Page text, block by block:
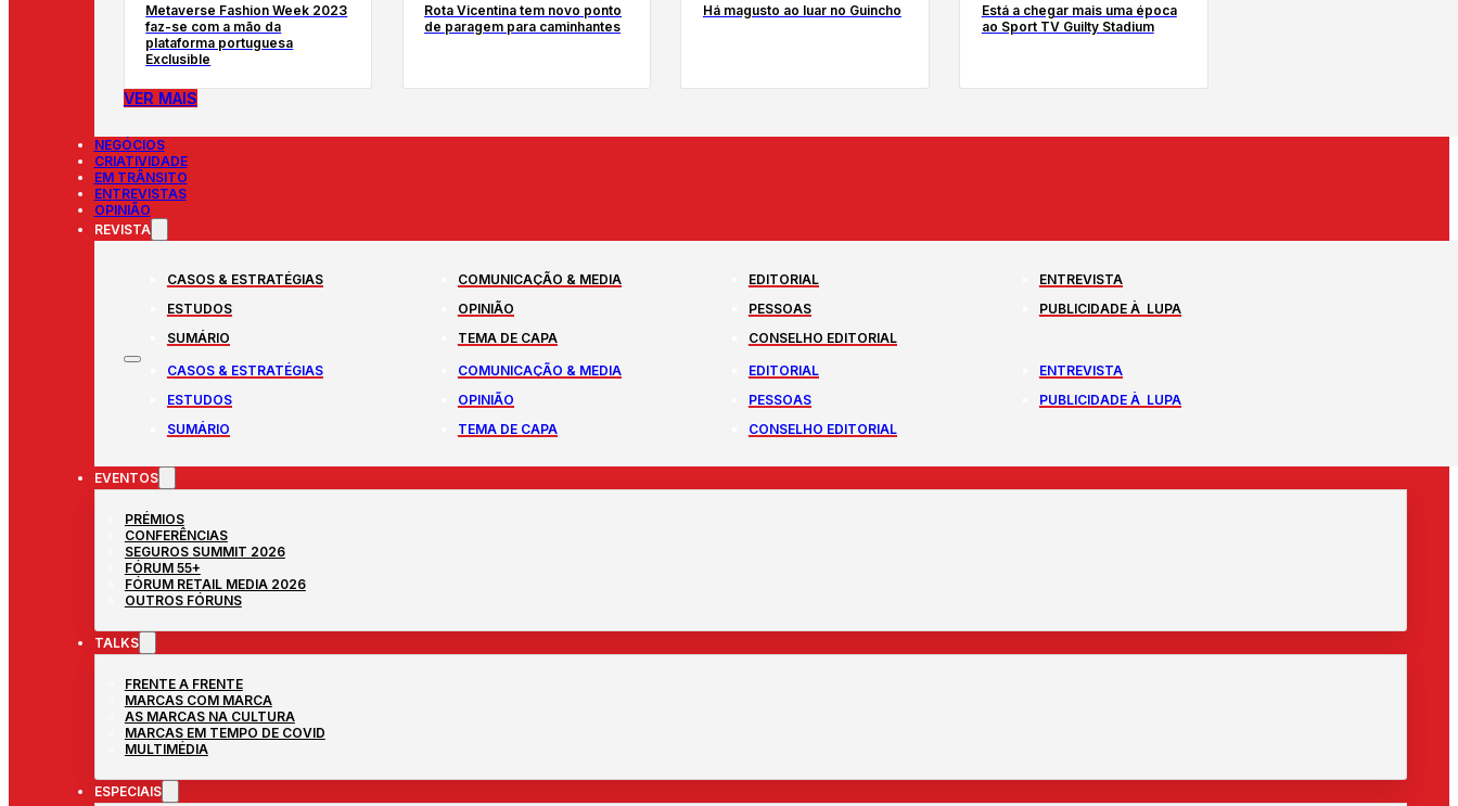
Metaverse Fashion Week 2023
faz-se com a mão da
plataforma portuguesa
Exclusible
Rota Vicentina tem novo ponto
de paragem para caminhantes
Há magusto ao luar no Guincho
Está a chegar mais uma época
ao Sport TV Guilty Stadium
VER MAIS
NEGÓCIOS
CRIATIVIDADE
EM TRÂNSITO
ENTREVISTAS
OPINIÃO
REVISTA
CASOS & ESTRATÉGIAS COMUNICAÇÃO & MEDIA EDITORIAL
ENTREVISTA
ESTUDOS
OPINIÃO PESSOAS
PUBLICIDADE À LUPA
SUMÁRIO
TEMA DE CAPA
CONSELHO EDITORIAL
CASOS & ESTRATÉGIAS
COMUNICAÇÃO & MEDIA EDITORIAL
ENTREVISTA
ESTUDOS
OPINIÃO PESSOAS
PUBLICIDADE À LUPA
SUMÁRIO
TEMA DE CAPA CONSELHO EDITORIAL
EVENTOS
PRÉMIOS
CONFERÊNCIAS
SEGUROS SUMMIT 2026
FÓRUM 55+
FÓRUM RETAIL MEDIA 2026
OUTROS FÓRUNS
TALKS
FRENTE A FRENTE
MARCAS COM MARCA
AS MARCAS NA CULTURA
MARCAS EM TEMPO DE COVID
MULTIMÉDIA
ESPECIAIS